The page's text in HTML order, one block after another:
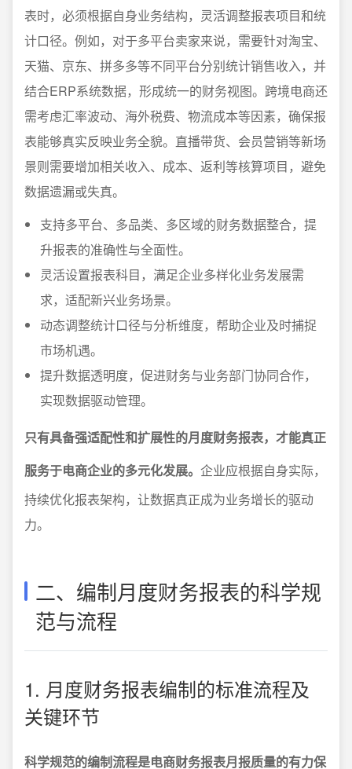
表时，必须根据自身业务结构，灵活调整报表项目和统
计口径。例如，对于多平台卖家来说，需要针对淘宝、
天猫、京东、拼多多等不同平台分别统计销售收入，并
结合ERP系统数据，形成统一的财务视图。跨境电商还
需考虑汇率波动、海外税费、物流成本等因素，确保报
表能够真实反映业务全貌。直播带货、会员营销等新场
景则需要增加相关收入、成本、返利等核算项目，避免
数据遗漏或失真。
支持多平台、多品类、多区域的财务数据整合，提
升报表的准确性与全面性。
灵活设置报表科目，满足企业多样化业务发展需
求，适配新兴业务场景。
动态调整统计口径与分析维度，帮助企业及时捕捉
市场机遇。
提升数据透明度，促进财务与业务部门协同合作，
实现数据驱动管理。
只有具备强适配性和扩展性的月度财务报表，才能真正
服务于电商企业的多元化发展。 企业应根据自身实际，
持续优化报表架构，让数据真正成为业务增长的驱动
力。
二、编制月度财务报表的科学规
范与流程
1. 月度财务报表编制的标准流程及
关键环节
科学规范的编制流程是电商财务报表月报质量的有力保